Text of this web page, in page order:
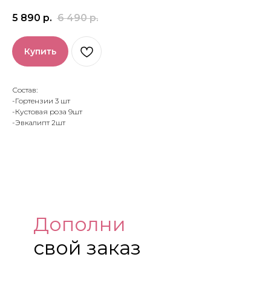
5 890 р. 6 490 р.
Купить
Состав:
-Гортензии 3 шт
-Кустовая роза 9шт
-Эвкалипт 2шт
Дополни
свой заказ